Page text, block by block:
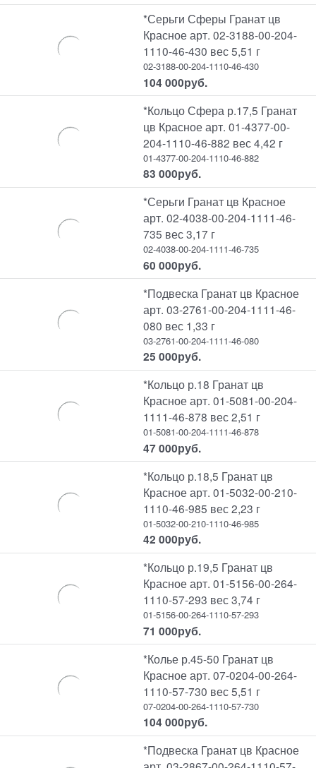
*Серьги Сферы Гранат цв
Красное арт. 02-3188-00-204-
1110-46-430 вес 5,51 г
02-3188-00-204-1110-46-430
104 000руб.
*Кольцо Сфера р.17,5 Гранат
цв Красное арт. 01-4377-00-
204-1110-46-882 вес 4,42 г
01-4377-00-204-1110-46-882
83 000руб.
*Серьги Гранат цв Красное
арт. 02-4038-00-204-1111-46-
735 вес 3,17 г
02-4038-00-204-1111-46-735
60 000руб.
*Подвеска Гранат цв Красное
арт. 03-2761-00-204-1111-46-
080 вес 1,33 г
03-2761-00-204-1111-46-080
25 000руб.
*Кольцо р.18 Гранат цв
Красное арт. 01-5081-00-204-
1111-46-878 вес 2,51 г
01-5081-00-204-1111-46-878
47 000руб.
*Кольцо р.18,5 Гранат цв
Красное арт. 01-5032-00-210-
1110-46-985 вес 2,23 г
01-5032-00-210-1110-46-985
42 000руб.
*Кольцо р.19,5 Гранат цв
Красное арт. 01-5156-00-264-
1110-57-293 вес 3,74 г
01-5156-00-264-1110-57-293
71 000руб.
*Колье р.45-50 Гранат цв
Красное арт. 07-0204-00-264-
1110-57-730 вес 5,51 г
07-0204-00-264-1110-57-730
104 000руб.
*Подвеска Гранат цв Красное